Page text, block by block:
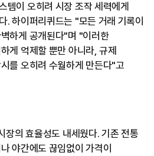
템이 오히려 시장 조작 세력에게
. 하이퍼리퀴드는 "모든 거래 기록이
하게 공개된다"며 "이러한
게 억제할 뿐만 아니라, 규제
를 오히려 수월하게 만든다"고
의 효율성도 내세웠다. 기존 전통
야간에도 끊임없이 가격이